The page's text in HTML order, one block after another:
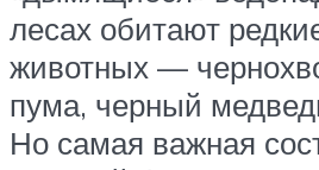
лесах обитают
животных —
пума, черный
Но самая важная